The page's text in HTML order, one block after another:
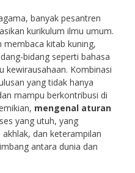
banyak pesantren
kurikulum ilmu umum.
membaca kitab kuning,
bidang seperti bahasa
kewirausahaan. Kombinasi
yang tidak hanya
mampu berkontribusi di
mengenal aturan
yang utuh, yang
dan keterampilan
antara dunia dan